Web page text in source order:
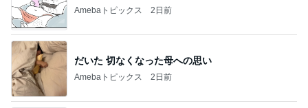
Amebaトピックス 2日前
だいた 切なくなった母への思い
Amebaトピックス 2日前